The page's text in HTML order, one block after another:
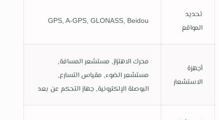
تحديد
المواقع
GPS, A-GPS, GLONASS, Beidou
أجهزة
الاستشعار
محرك الاهتزاز, مستشعر المسافة,
مستشعر الضوء, مقياس التسارع,
البوصلة الإلكترونية, جهاز التحكم عن بعد